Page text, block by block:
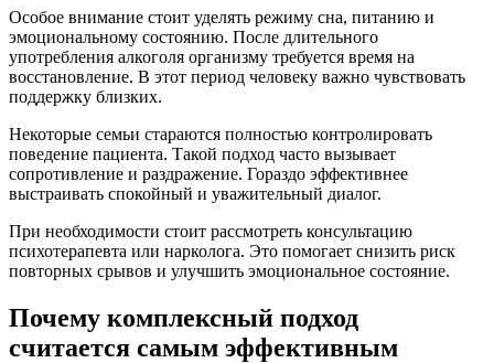
Особое внимание стоит уделять режиму сна, питанию и
эмоциональному состоянию. После длительного
употребления алкоголя организму требуется время на
восстановление. В этот период человеку важно чувствовать
поддержку близких.
Некоторые семьи стараются полностью контролировать
поведение пациента. Такой подход часто вызывает
сопротивление и раздражение. Гораздо эффективнее
выстраивать спокойный и уважительный диалог.
При необходимости стоит рассмотреть консультацию
психотерапевта или нарколога. Это помогает снизить риск
повторных срывов и улучшить эмоциональное состояние.
Почему комплексный подход
считается самым эффективным